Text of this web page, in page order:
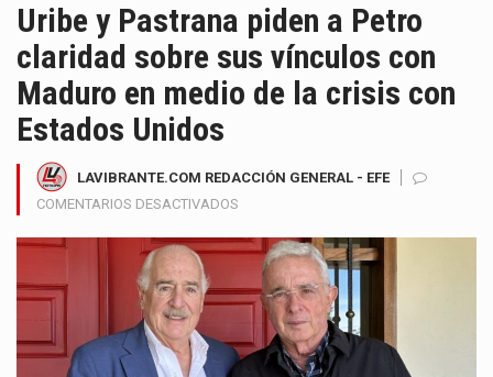
Uribe y Pastrana piden a Petro
claridad sobre sus vínculos con
Maduro en medio de la crisis con
Estados Unidos
LAVIBRANTE.COM REDACCIÓN GENERAL - EFE
COMENTARIOS DESACTIVADOS
Y
PASTRANA
PIDEN
PETRO
CLARIDAD